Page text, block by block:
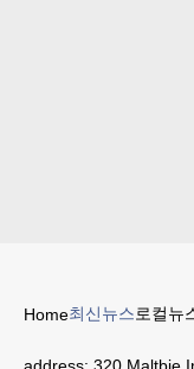
Home최신뉴스로컬뉴